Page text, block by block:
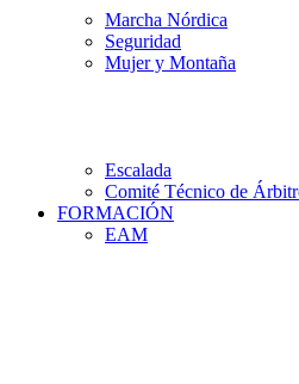
Marcha Nórdica
Seguridad
Mujer y Montaña
Escalada
Comité Técnico de
FORMACIÓN
EAM